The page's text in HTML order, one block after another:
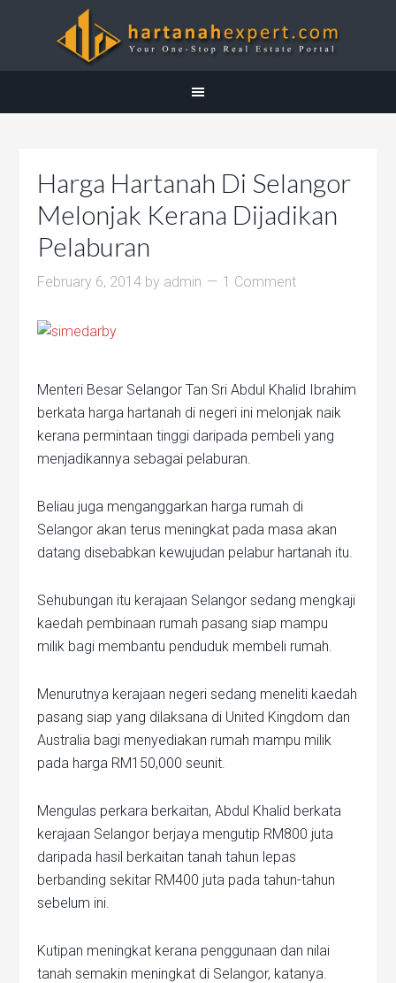
Harga Hartanah Di Selangor
Melonjak Kerana Dijadikan
Pelaburan
February 6, 2014 by admin 1 Comment
Menteri Besar Selangor Tan Sri Abdul Khalid Ibrahim
berkata harga hartanah di negeri ini melonjak naik
kerana permintaan tinggi daripada pembeli yang
menjadikannya sebagai pelaburan.
Beliau juga menganggarkan harga rumah di
Selangor akan terus meningkat pada masa akan
datang disebabkan kewujudan pelabur hartanah itu.
Sehubungan itu kerajaan Selangor sedang mengkaji
kaedah pembinaan rumah pasang siap mampu
milik bagi membantu penduduk membeli rumah.
Menurutnya kerajaan negeri sedang meneliti kaedah
pasang siap yang dilaksana di United Kingdom dan
Australia bagi menyediakan rumah mampu milik
pada harga RM150,000 seunit.
Mengulas perkara berkaitan, Abdul Khalid berkata
kerajaan Selangor berjaya mengutip RM800 juta
daripada hasil berkaitan tanah tahun lepas
berbanding sekitar RM400 juta pada tahun-tahun
sebelum ini.
Kutipan meningkat kerana penggunaan dan nilai
tanah semakin meningkat di Selangor, katanya.